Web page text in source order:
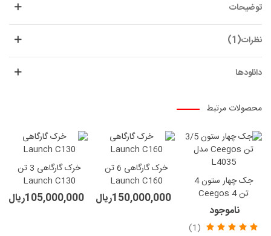
توضیحات
نظرات(1)
دانلودها
محصولات مرتبط
جک چهار ستون 4
تن Ceegos 4
ناموجود
(1)
خرک گارگاهی 6 تن
Launch C160
150,000,000ریال
خرک گارگاهی 3 تن
Launch C130
105,000,000ریال